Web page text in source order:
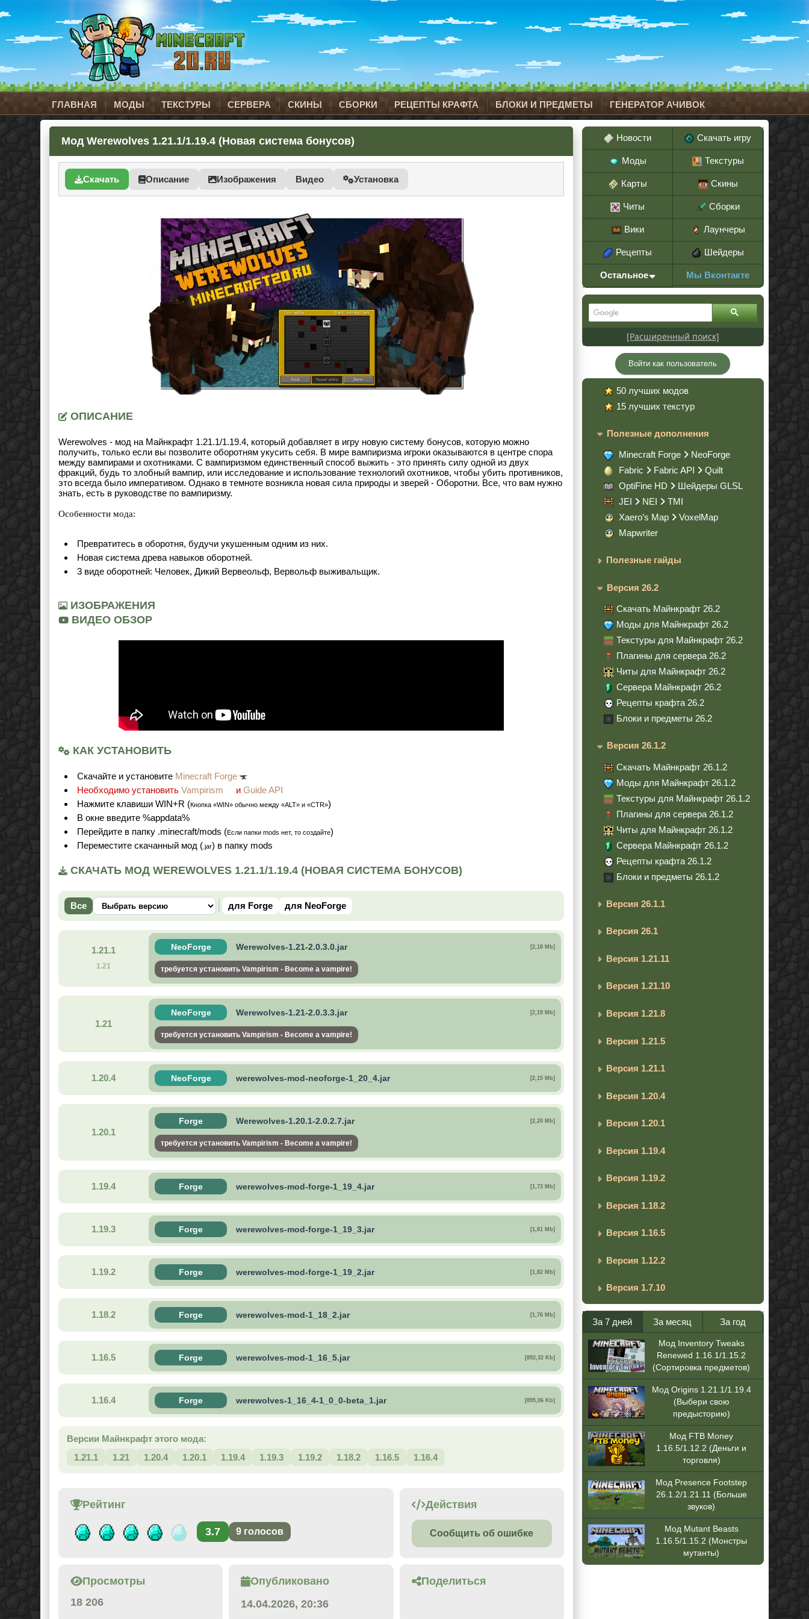
ГЛАВНАЯ МОДЫ ТЕКСТУРЫ СЕРВЕРА СКИНЫ СБОРКИ РЕЦЕПТЫ КРАФТА БЛОКИ И ПРЕДМЕТЫ ГЕНЕРАТОР АЧИВОК
Мод Werewolves 1.21.1/1.19.4 (Новая система бонусов)
Скачать Описание Изображения Видео Установка
ОПИСАНИЕ
Werewolves - мод на Майнкрафт 1.21.1/1.19.4, который добавляет в игру новую систему бонусов, которую можно
получить, только если вы позволите оборотням укусить себя. В мире вампиризма игроки оказываются в центре спора
между вампирами и охотниками. С вампиризмом единственный способ выжить - это принять силу одной из двух
фракций, будь то злобный вампир, или исследование и использование технологий охотников, чтобы убить противников,
это всегда было императивом. Однако в темноте возникла новая сила природы и зверей - Оборотни. Все, что вам нужно
знать, есть в руководстве по вампиризму.
Особенности мода:
Превратитесь в оборотня, будучи укушенным одним из них.
Новая система древа навыков оборотней.
3 виде оборотней: Человек, Дикий Вервеольф, Вервольф выживальщик.
ИЗОБРАЖЕНИЯ
ВИДЕО ОБЗОР
КАК УСТАНОВИТЬ
Cкачайте и установите Minecraft Forge
Необходимо установить Vampirism и Guide API
Нажмите клавиши WIN+R (Кнопка «WIN» обычно между «ALT» и «CTR»)
В окне введите %appdata%
Перейдите в папку .minecraft/mods (Если папки mods нет, то создайте)
Переместите скачанный мод ( .jar) в папку mods
СКАЧАТЬ МОД WEREWOLVES 1.21.1/1.19.4 (НОВАЯ СИСТЕМА БОНУСОВ)
Все для Forge для NeoForge
1.21.1
1.21
NeoForge Werewolves-1.21-2.0.3.0.jar [2,18 Mb]
требуется установить Vampirism - Become a vampire!
1.21
NeoForge Werewolves-1.21-2.0.3.3.jar [2,19 Mb]
требуется установить Vampirism - Become a vampire!
1.20.4 NeoForge werewolves-mod-neoforge-1_20_4.jar [2,15 Mb]
1.20.1
Forge Werewolves-1.20.1-2.0.2.7.jar [2,20 Mb]
требуется установить Vampirism - Become a vampire!
1.19.4 Forge werewolves-mod-forge-1_19_4.jar [1,73 Mb]
1.19.3 Forge werewolves-mod-forge-1_19_3.jar [1,81 Mb]
1.19.2 Forge werewolves-mod-forge-1_19_2.jar [1,82 Mb]
1.18.2 Forge werewolves-mod-1_18_2.jar [1,76 Mb]
1.16.5 Forge werewolves-mod-1_16_5.jar [892,32 Kb]
1.16.4 Forge werewolves-1_16_4-1_0_0-beta_1.jar [895,06 Kb]
Версии Майнкрафт этого мода:
1.21.1
1.21 1.20.4 1.20.1 1.19.4 1.19.3 1.19.2 1.18.2 1.16.5 1.16.4
Рейтинг
3.7 9 голосов
Действия
Сообщить об ошибке
Просмотры
18 206
Опубликовано
14.04.2026, 20:36
Поделиться
Новости Скачать игру
Моды Текстуры
Карты Скины
Читы Сборки
Вики Лаунчеры
Рецепты Шейдеры
Остальное Мы Вконтакте
[Расширенный поиск]
Войти как пользователь
50 лучших модов
15 лучших текстур
Полезные дополнения
Minecraft Forge
NeoForge
Fabric
Fabric API
Quilt
OptiFine HD
Шейдеры GLSL
JEI
NEI
TMI
Xaero’s Map
VoxelMap
Mapwriter
Полезные гайды
Версия 26.2
Скачать Майнкрафт 26.2
Моды для Майнкрафт 26.2
Текстуры для Майнкрафт 26.2
Плагины для сервера 26.2
Читы для Майнкрафт 26.2
Сервера Майнкрафт 26.2
Рецепты крафта 26.2
Блоки и предметы 26.2
Версия 26.1.2
Скачать Майнкрафт 26.1.2
Моды для Майнкрафт 26.1.2
Текстуры для Майнкрафт 26.1.2
Плагины для сервера 26.1.2
Читы для Майнкрафт 26.1.2
Сервера Майнкрафт 26.1.2
Рецепты крафта 26.1.2
Блоки и предметы 26.1.2
Версия 26.1.1
Версия 26.1
Версия 1.21.11
Версия 1.21.10
Версия 1.21.8
Версия 1.21.5
Версия 1.21.1
Версия 1.20.4
Версия 1.20.1
Версия 1.19.4
Версия 1.19.2
Версия 1.18.2
Версия 1.16.5
Версия 1.12.2
Версия 1.7.10
За 7 дней За месяц За год
Мод Inventory Tweaks
Renewed 1.16.1/1.15.2
(Сортировка предметов)
Мод Origins 1.21.1/1.19.4
(Выбери свою
предысторию)
Мод FTB Money
1.16.5/1.12.2 (Деньги и
торговля)
Мод Presence Footstep
26.1.2/1.21.11 (Больше
звуков)
Мод Mutant Beasts
1.16.5/1.15.2 (Монстры
мутанты)